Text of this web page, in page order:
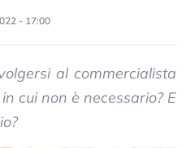
- 17:00
al commercialista
cui non è necessario? E